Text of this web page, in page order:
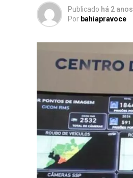
Publicado há 2 anos
Por bahiapravoce